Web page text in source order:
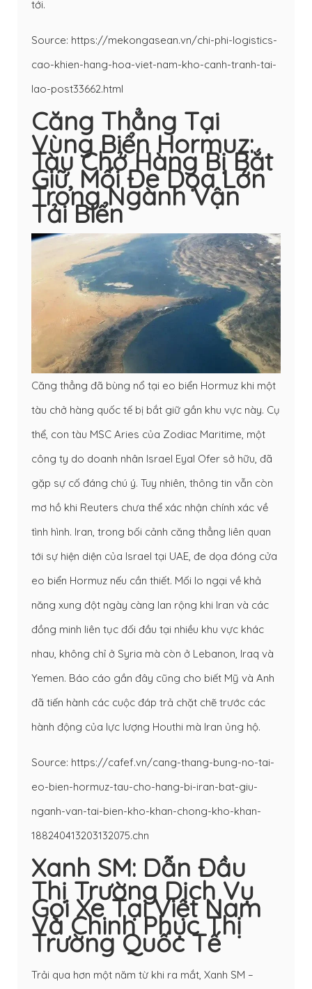
tới.
Source: https://mekongasean.vn/chi-phi-logistics-
cao-khien-hang-hoa-viet-nam-kho-canh-tranh-tai-
lao-post33662.html
Căng Thẳng Tại
Vùng Biển Hormuz:
Tàu Chở Hàng Bị Bắt
Giữ, Mối Đe Dọa Lớn
Trong Ngành Vận
Tải Biển
Căng thẳng đã bùng nổ tại eo biển Hormuz khi một
tàu chở hàng quốc tế bị bắt giữ gần khu vực này. Cụ
thể, con tàu MSC Aries của Zodiac Maritime, một
công ty do doanh nhân Israel Eyal Ofer sở hữu, đã
gặp sự cố đáng chú ý. Tuy nhiên, thông tin vẫn còn
mơ hồ khi Reuters chưa thể xác nhận chính xác về
tình hình. Iran, trong bối cảnh căng thẳng liên quan
tới sự hiện diện của Israel tại UAE, đe dọa đóng cửa
eo biển Hormuz nếu cần thiết. Mối lo ngại về khả
năng xung đột ngày càng lan rộng khi Iran và các
đồng minh liên tục đối đầu tại nhiều khu vực khác
nhau, không chỉ ở Syria mà còn ở Lebanon, Iraq và
Yemen. Báo cáo gần đây cũng cho biết Mỹ và Anh
đã tiến hành các cuộc đáp trả chặt chẽ trước các
hành động của lực lượng Houthi mà Iran ủng hộ.
Source: https://cafef.vn/cang-thang-bung-no-tai-
eo-bien-hormuz-tau-cho-hang-bi-iran-bat-giu-
nganh-van-tai-bien-kho-khan-chong-kho-khan-
188240413203132075.chn
Xanh SM: Dẫn Đầu
Thị Trường Dịch Vụ
Gọi Xe Tại Việt Nam
Và Chinh Phục Thị
Trường Quốc Tế
Trải qua hơn một năm từ khi ra mắt, Xanh SM –